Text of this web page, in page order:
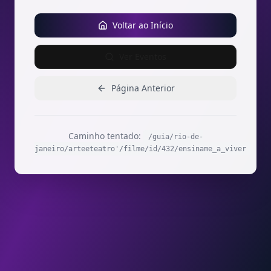
Voltar ao Início
Página Anterior
Caminho tentado:
/guia/rio-de-
janeiro/arteeteatro'/filme/id/432/ensiname_a_viver